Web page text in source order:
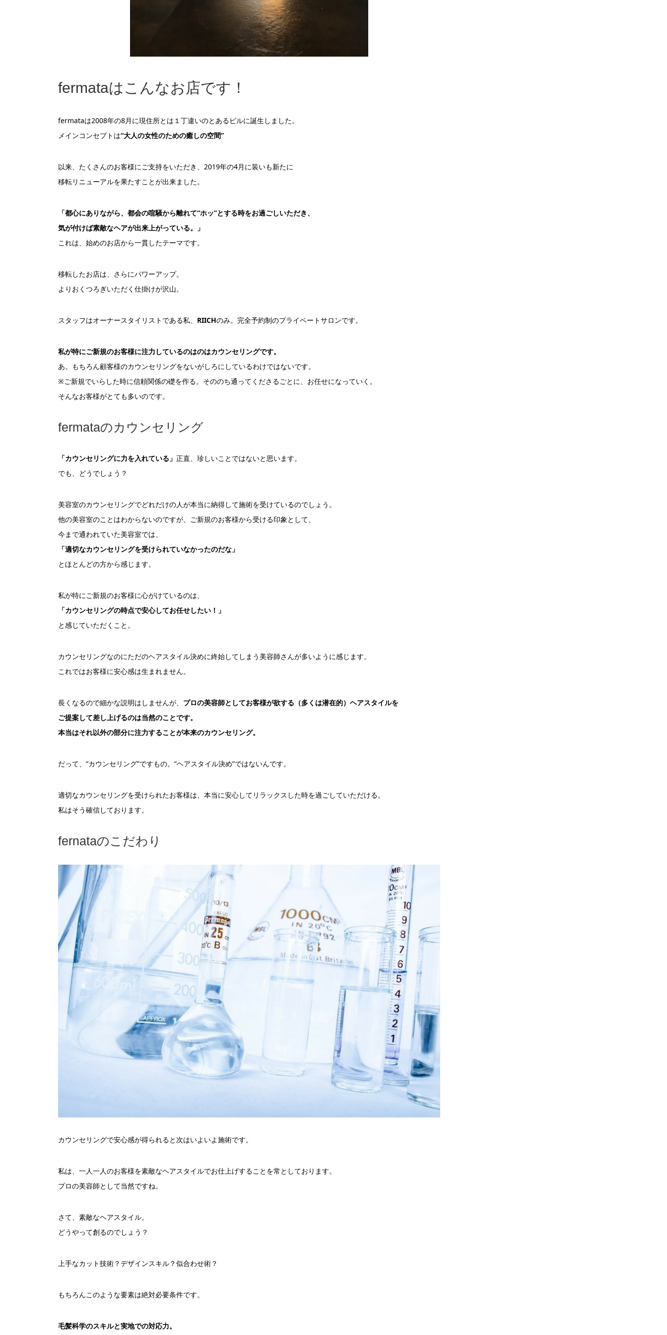
fermataはこんなお店です！
fermataは2008年の8月に現住所とは１丁違いのとあるビルに誕生しました。
メインコンセプトは“大人の女性のための癒しの空間”
以来、たくさんのお客様にご支持をいただき、2019年の4月に装いも新たに
移転リニューアルを果たすことが出来ました。
「都心にありながら、都会の喧騒から離れて“ホッ”とする時をお過ごしいただき、
気が付けば素敵なヘアが出来上がっている。」
これは、始めのお店から一貫したテーマです。
移転したお店は、さらにパワーアップ。
よりおくつろぎいただく仕掛けが沢山。
スタッフはオーナースタイリストである私、 RIICHのみ。完全予約制のプライベートサロンです。
私が特にご新規のお客様に注力しているのはのはカウンセリングです。
あ。もちろん顧客様のカウンセリングをないがしろにしているわけではないです。
※ご新規でいらした時に信頼関係の礎を作る。そののち通ってくださるごとに、お任せになっていく。
そんなお客様がとても多いのです。
fermataのカウンセリング
「カウンセリングに力を入れている」 正直、珍しいことではないと思います。
でも、どうでしょう？
美容室のカウンセリングでどれだけの人が本当に納得して施術を受けているのでしょう。
他の美容室のことはわからないのですが、ご新規のお客様から受ける印象として、
今まで通われていた美容室では、
「適切なカウンセリングを受けられていなかったのだな」
とほとんどの方から感じます。
私が特にご新規のお客様に心がけているのは、
「カウンセリングの時点で安心してお任せしたい！」
と感じていただくこと。
カウンセリングなのにただのヘアスタイル決めに終始してしまう美容師さんが多いように感じます。
これではお客様に安心感は生まれません。
長くなるので細かな説明はしませんが、 プロの美容師としてお客様が欲する（多くは潜在的）ヘアスタイルを
ご提案して差し上げるのは当然のことです。
本当はそれ以外の部分に注力することが本来のカウンセリング。
だって、“カウンセリング”ですもの。“ヘアスタイル決め”ではないんです。
適切なカウンセリングを受けられたお客様は、本当に安心してリラックスした時を過ごしていただける。
私はそう確信しております。
fernataのこだわり
カウンセリングで安心感が得られると次はいよいよ施術です。
私は、一人一人のお客様を素敵なヘアスタイルでお仕上げすることを常としております。
プロの美容師として当然ですね。
さて、素敵なヘアスタイル。
どうやって創るのでしょう？
上手なカット技術？デザインスキル？似合わせ術？
もちろんこのような要素は絶対必要条件です。
毛髪科学のスキルと実地での対応力。